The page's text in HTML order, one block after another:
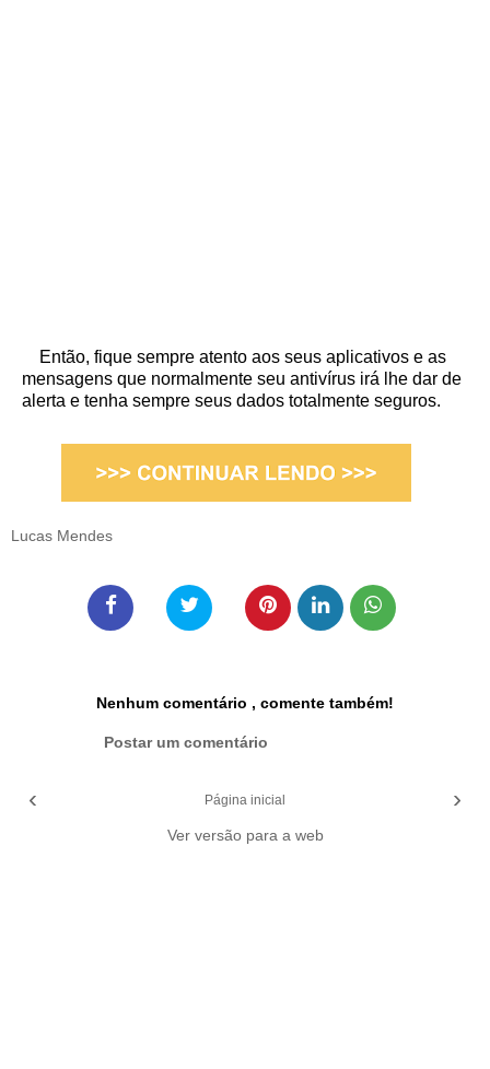
Então, fique sempre atento aos seus aplicativos e as
mensagens que normalmente seu antivírus irá lhe dar de
alerta e tenha sempre seus dados totalmente seguros.
Lucas Mendes
Nenhum comentário , comente também!
Postar um comentário
‹ ›
Página inicial
Ver versão para a web